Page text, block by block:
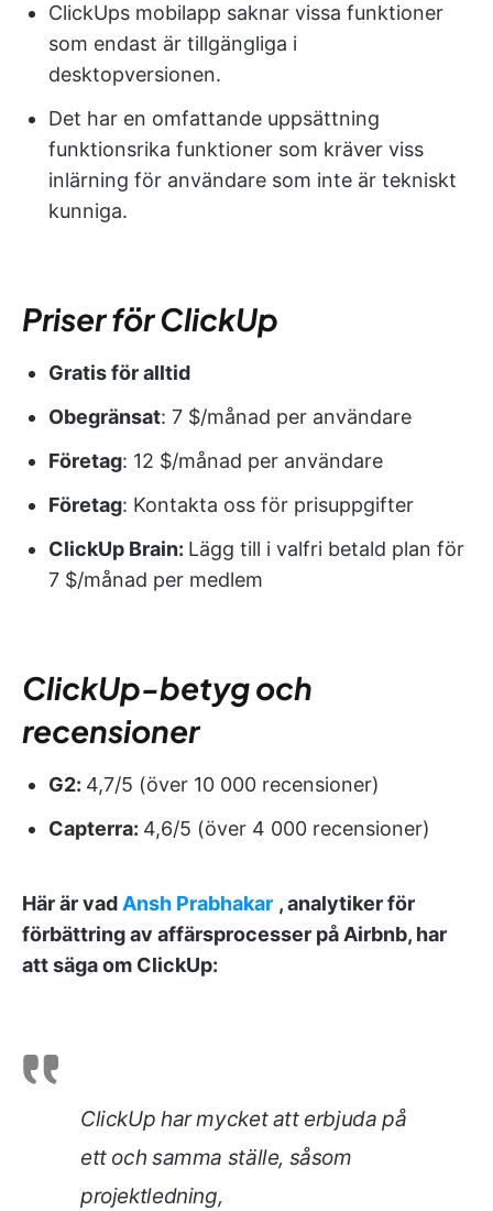
ClickUps mobilapp saknar vissa funktioner
som endast är tillgängliga i
desktopversionen.
Det har en omfattande uppsättning
funktionsrika funktioner som kräver viss
inlärning för användare som inte är tekniskt
kunniga.
Priser för ClickUp
Gratis för alltid
Obegränsat: 7 $/månad per användare
Företag: 12 $/månad per användare
Företag: Kontakta oss för prisuppgifter
ClickUp Brain: Lägg till i valfri betald plan för
7 $/månad per medlem
ClickUp-betyg och
recensioner
G2: 4,7/5 (över 10 000 recensioner)
Capterra: 4,6/5 (över 4 000 recensioner)
Här är vadAnsh Prabhakar , analytiker för
förbättring av affärsprocesser på Airbnb, har
att säga om ClickUp:
ClickUp har mycket att erbjuda på
ett och samma ställe, såsom
projektledning,